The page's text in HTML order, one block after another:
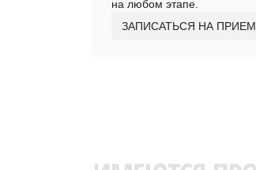
на любом этапе.
ЗАПИСАТЬСЯ НА ПРИЕМ